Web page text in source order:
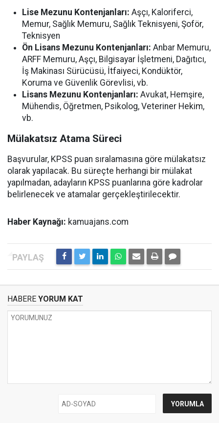
Lise Mezunu Kontenjanları: Aşçı, Kaloriferci,
Memur, Sağlık Memuru, Sağlık Teknisyeni, Şoför,
Teknisyen
Ön Lisans Mezunu Kontenjanları: Anbar Memuru,
ARFF Memuru, Aşçı, Bilgisayar İşletmeni, Dağıtıcı,
İş Makinası Sürücüsü, İtfaiyeci, Kondüktör,
Koruma ve Güvenlik Görevlisi, vb.
Lisans Mezunu Kontenjanları: Avukat, Hemşire,
Mühendis, Öğretmen, Psikolog, Veteriner Hekim,
vb.
Mülakatsız Atama Süreci
Başvurular, KPSS puan sıralamasına göre mülakatsız
olarak yapılacak. Bu süreçte herhangi bir mülakat
yapılmadan, adayların KPSS puanlarına göre kadrolar
belirlenecek ve atamalar gerçekleştirilecektir.
Haber Kaynağı: kamuajans.com
HABERE YORUM KAT